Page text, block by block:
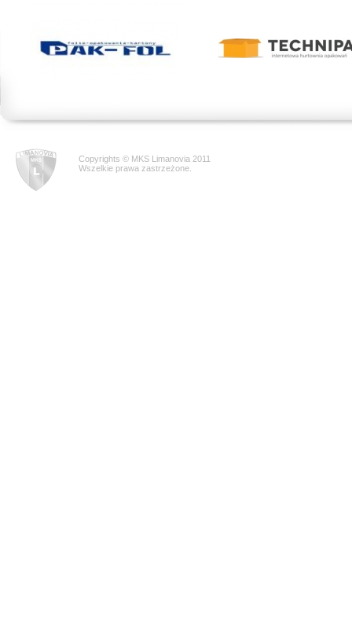
Copyrights © MKS Limanovia 2011
Wszelkie prawa zastrzeżone.